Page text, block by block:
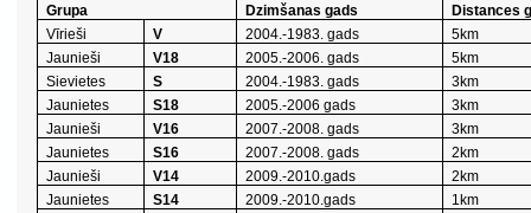
Grupa Dzimšanas gads
Distances
Vīrieši
V 2004.-1983. gads
5km
Jaunieši
V18 2005.-2006. gads
5km
Sievietes
S 2004.-1983. gads
3km
Jaunietes
S18 2005.-2006 gads
3km
Jaunieši
V16 2007.-2008. gads
3km
Jaunietes
S16 2007.-2008. gads
2km
Jaunieši
V14 2009.-2010.gads
2km
Jaunietes
S14 2009.-2010.gads
1km